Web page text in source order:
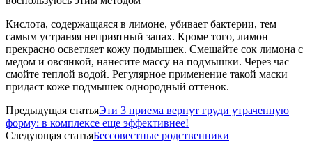
Кислота, содержащаяся в лимоне, убивает бактерии, тем
самым устраняя неприятный запах. Кроме того, лимон
прекрасно осветляет кожу подмышек. Смешайте сок лимона с
медом и овсянкой, нанесите массу на подмышки. Через час
смойте теплой водой. Регулярное применение такой маски
придаст коже подмышек однородный оттенок.
Предыдущая статьяЭти 3 приема вернут груди утраченную
форму: в комплексе еще эффективнее!
Следующая статьяБессовестные родственники